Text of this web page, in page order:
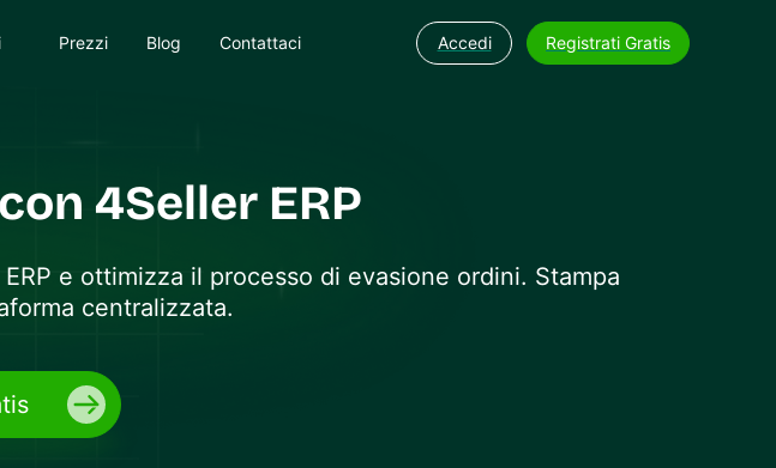
Prezzi Blog Contattaci Accedi Registrati Gratis
4Seller ERP
e ottimizza il processo di evasione ordini. Stampa
centralizzata.